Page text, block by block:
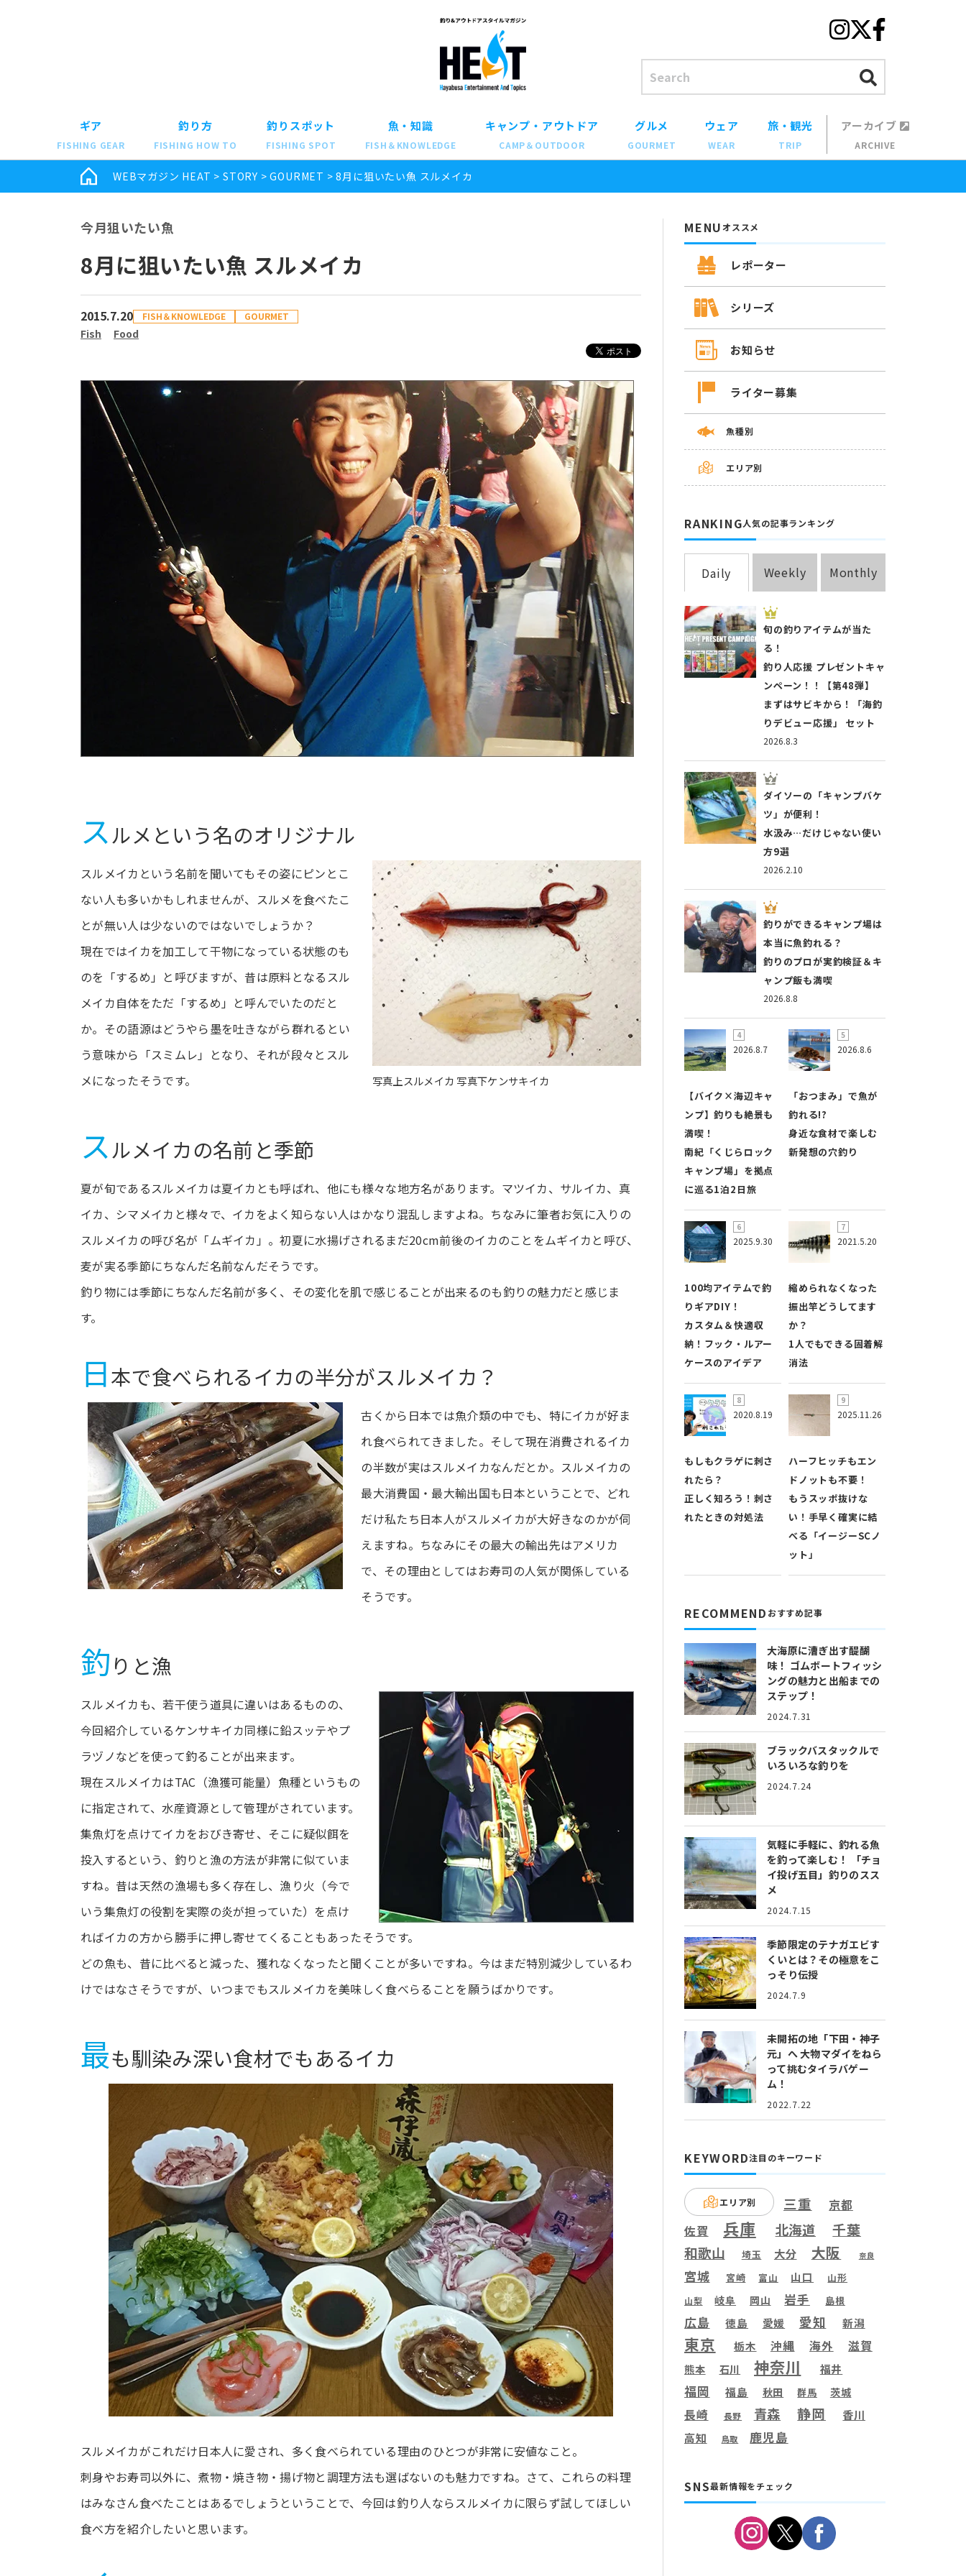
ギア
FISHING GEAR
釣り方
FISHING HOW TO
釣りスポット
FISHING SPOT
魚・知識
FISH＆KNOWLEDGE
キャンプ・アウトドア
CAMP＆OUTDOOR
グルメ
GOURMET
ウェア
WEAR
旅・観光
TRIP
アーカイブ
ARCHIVE
WEBマガジン HEAT >STORY >GOURMET >8月に狙いたい魚 スルメイカ
今月狙いたい魚
8月に狙いたい魚 スルメイカ
2015.7.20 FISH＆KNOWLEDGE GOURMET
Fish Food
スルメという名のオリジナル
写真上スルメイカ 写真下ケンサキイカ
スルメイカという名前を聞いてもその姿にピンとこ
ない人も多いかもしれませんが、スルメを食べたこ
とが無い人は少ないのではないでしょうか？
現在ではイカを加工して干物になっている状態のも
のを「するめ」と呼びますが、昔は原料となるスル
メイカ自体をただ「するめ」と呼んでいたのだと
か。その語源はどうやら墨を吐きながら群れるとい
う意味から「スミムレ」となり、それが段々とスル
メになったそうです。
スルメイカの名前と季節
夏が旬であるスルメイカは夏イカとも呼ばれ、他にも様々な地方名があります。マツイカ、サルイカ、真
イカ、シマメイカと様々で、イカをよく知らない人はかなり混乱しますよね。ちなみに筆者お気に入りの
スルメイカの呼び名が「ムギイカ」。初夏に水揚げされるまだ20cm前後のイカのことをムギイカと呼び、
麦が実る季節にちなんだ名前なんだそうです。
釣り物には季節にちなんだ名前が多く、その変化を肌で感じることが出来るのも釣りの魅力だと感じま
す。
日本で食べられるイカの半分がスルメイカ？
古くから日本では魚介類の中でも、特にイカが好ま
れ食べられてきました。そして現在消費されるイカ
の半数が実はスルメイカなんだとか。スルメイカの
最大消費国・最大輸出国も日本ということで、どれ
だけ私たち日本人がスルメイカが大好きなのかが伺
えますね。ちなみにその最大の輸出先はアメリカ
で、その理由としてはお寿司の人気が関係している
そうです。
釣 りと漁
スルメイカも、若干使う道具に違いはあるものの、
今回紹介しているケンサキイカ同様に鉛スッテやプ
ラヅノなどを使って釣ることが出来ます。
現在スルメイカはTAC（漁獲可能量）魚種というもの
に指定されて、水産資源として管理がされています。
集魚灯を点けてイカをおびき寄せ、そこに疑似餌を
投入するという、釣りと漁の方法が非常に似ていま
すね。昔は天然の漁場も多く存在し、漁り火（今で
いう集魚灯の役割を実際の炎が担っていた）を点け
ればイカの方から勝手に押し寄せてくることもあったそうです。
どの魚も、昔に比べると減った、獲れなくなったと聞くことが多いですね。今はまだ特別減少しているわ
けではなさそうですが、いつまでもスルメイカを美味しく食べらることを願うばかりです。
最も馴染み深い食材でもあるイカ
スルメイカがこれだけ日本人に愛され、多く食べられている理由のひとつが非常に安値なこと。
刺身やお寿司以外に、煮物・焼き物・揚げ物と調理方法も選ばないのも魅力ですね。さて、これらの料理
はみなさん食べたことはあるでしょうということで、今回は釣り人ならスルメイカに限らず試してほしい
食べ方を紹介したいと思います。
MENUオススメ
レポーター
シリーズ
お知らせ
ライター募集
魚種別
エリア別
RANKING人気の記事ランキング
Daily Weekly Monthly
2026.8.3
旬の釣りアイテムが当た
る！
釣り人応援 プレゼントキャ
ンペーン！！【第48弾】
まずはサビキから！「海釣
りデビュー応援」 セット
2026.2.10
ダイソーの「キャンプバケ
ツ」が便利！
水汲み…だけじゃない使い
方9選
2026.8.8
釣りができるキャンプ場は
本当に魚釣れる？
釣りのプロが実釣検証＆キ
ャンプ飯も満喫
2026.8.7
【バイク×海辺キャ
ンプ】釣りも絶景も
満喫！
南紀「くじらロック
キャンプ場」を拠点
に巡る1泊2日旅
2026.8.6
「おつまみ」で魚が
釣れる!?
身近な食材で楽しむ
新発想の穴釣り
2025.9.30
100均アイテムで釣
りギアDIY！
カスタム＆快適収
納！フック・ルアー
ケースのアイデア
2021.5.20
縮められなくなった
振出竿どうしてます
か？
1人でもできる固着解
消法
2020.8.19
もしもクラゲに刺さ
れたら？
正しく知ろう！刺さ
れたときの対処法
2025.11.26
ハーフヒッチもエン
ドノットも不要！
もうスッポ抜けな
い！手早く確実に結
べる「イージーSCノ
ット」
RECOMMEND おすすめ記事
大海原に漕ぎ出す醍醐
味！ ゴムボートフィッシ
ングの魅力と出船までの
ステップ！
2024.7.31
ブラックバスタックルで
いろいろな釣りを
2024.7.24
気軽に手軽に、釣れる魚
を釣って楽しむ！
「チョ
イ投げ五目」釣りのスス
メ
2024.7.15
季節限定のテナガエビす
くいとは？ その極意をこ
っそり伝授
2024.7.9
未開拓の地「下田・神子
元」へ大物マダイをねら
って挑むタイラバゲー
ム！
2022.7.22
KEYWORD注目のキーワード
エリア別 三重 京都
佐賀 兵庫 北海道 千葉
和歌山 埼玉 大分 大阪 奈良
宮城 宮崎 富山 山口 山形
山梨 岐阜 岡山 岩手 島根
広島 徳島 愛媛 愛知 新潟
東京 栃木 沖縄 海外 滋賀
熊本 石川 神奈川 福井
福岡 福島 秋田 群馬 茨城
長崎 長野 青森 静岡 香川
高知 鳥取 鹿児島
SNS最新情報をチェック